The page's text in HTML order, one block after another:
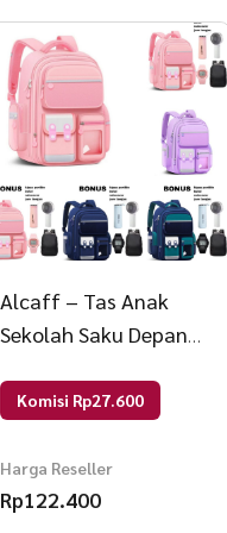
Alcaff – Tas Anak
Sekolah Saku Depan
30x42x12 ungu
Komisi Rp27.600
Harga Reseller
Rp122.400